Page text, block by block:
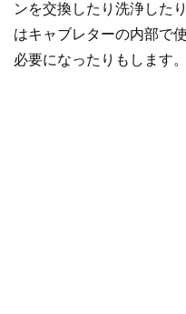
ンを交換したり洗浄した
はキャブレターの内部で
必要になったりもします。